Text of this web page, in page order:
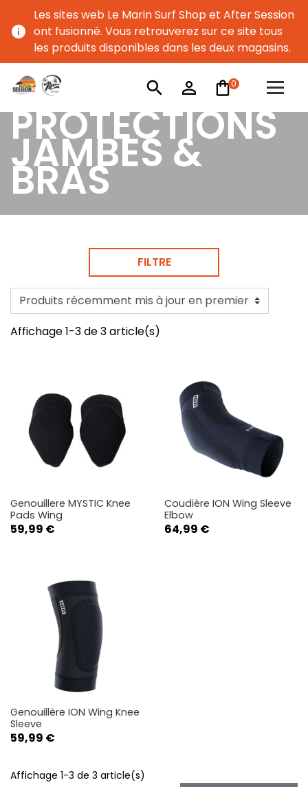
info
Les sites web Le Marin Surf Shop et After Session
ont fusionné. Vous retrouverez sur ce site tous
les produits disponibles dans les deux magasins.
search person_outline 0
PROTECTIONS
JAMBES &
BRAS
FILTRE
Affichage 1-3 de 3 article(s)
Genouillere MYSTIC Knee
Pads Wing
Prix
59,99 €
Coudière ION Wing Sleeve
Elbow
Prix
64,99 €
Genouillère ION Wing Knee
Sleeve
Prix
59,99 €
Affichage 1-3 de 3 article(s)